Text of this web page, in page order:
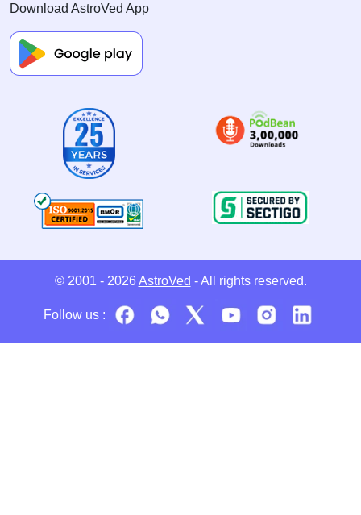
Download AstroVed App
© 2001 - 2026 AstroVed - All rights reserved.
Follow us :